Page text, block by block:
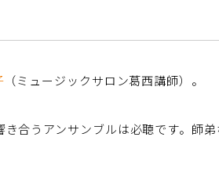
（ミュージックサロン葛西講師）。
合うアンサンブルは必聴です。師